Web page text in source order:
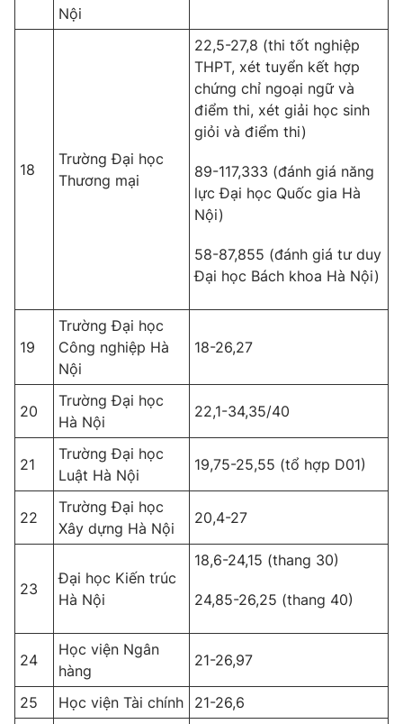
Nội
18
Trường Đại học
Thương mại
22,5-27,8 (thi tốt nghiệp
THPT, xét tuyển kết hợp
chứng chỉ ngoại ngữ và
điểm thi, xét giải học sinh
giỏi và điểm thi)
89-117,333 (đánh giá năng
lực Đại học Quốc gia Hà
Nội)
58-87,855 (đánh giá tư duy
Đại học Bách khoa Hà Nội)
19
Trường Đại học
Công nghiệp Hà
Nội
18-26,27
20
Trường Đại học
Hà Nội
22,1-34,35/40
21
Trường Đại học
Luật Hà Nội
19,75-25,55 (tổ hợp D01)
22
Trường Đại học
Xây dựng Hà Nội
20,4-27
23
Đại học Kiến trúc
Hà Nội
18,6-24,15 (thang 30)
24,85-26,25 (thang 40)
24
Học viện Ngân
hàng
21-26,97
25 Học viện Tài chính 21-26,6